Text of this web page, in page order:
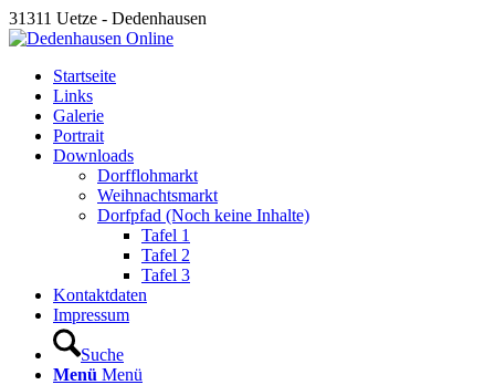
31311 Uetze - Dedenhausen
Startseite
Links
Galerie
Portrait
Downloads
Dorfflohmarkt
Weihnachtsmarkt
Dorfpfad (Noch keine Inhalte)
Tafel 1
Tafel 2
Tafel 3
Kontaktdaten
Impressum
Suche
Menü Menü